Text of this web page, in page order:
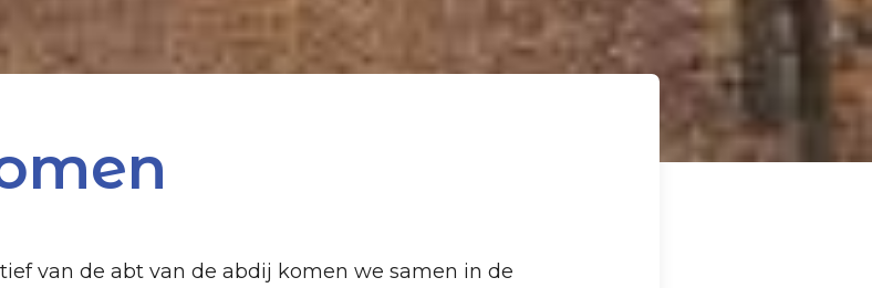
van de abt van de abdij komen we samen in de